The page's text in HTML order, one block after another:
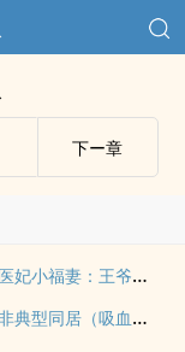
下ー章
医妃小福妻：王爷快来吃药了
非典型同居（吸血鬼h）